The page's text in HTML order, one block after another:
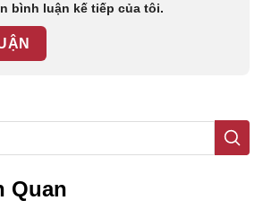
bình luận kế tiếp của tôi.
Quan